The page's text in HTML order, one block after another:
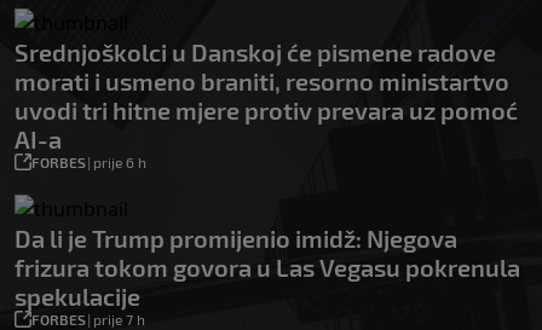
Srednjoškolci u Danskoj će pismene radove
morati i usmeno braniti, resorno ministartvo
uvodi tri hitne mjere protiv prevara uz pomoć
AI-a
FORBES| prije 6 h
Da li je Trump promijenio imidž: Njegova
frizura tokom govora u Las Vegasu pokrenula
spekulacije
FORBES| prije 7 h